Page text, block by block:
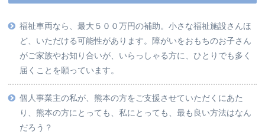
福祉車両なら、最大５００万円の補助。小さな福祉施設さんほ
ど、いただける可能性があります。障がいをおもちのお子さん
がご家族やお知り合いが、いらっしゃる方に、ひとりでも多く
届くことを願っています。
個人事業主の私が、熊本の方をご支援させていただくにあた
り、熊本の方にとっても、私にとっても、最も良い方法はなん
だろう？